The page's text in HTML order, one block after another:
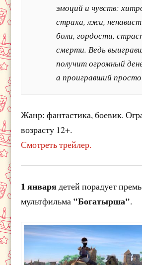
эмоций и чувств:
страха, лжи,
боли, гордости,
смерти. Ведь
получит огромный
а проигравший
Жанр: фантастика, боевик.
возрасту 12+.
Смотреть трейлер.
1 январядетей порадует
мультфильма "Богатырша".